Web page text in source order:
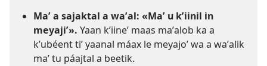
Maʼ a sajaktal a waʼal: «Maʼ u kʼiinil in
meyajiʼ». Yaan kʼiineʼ maas maʼalob ka a
kʼubéent tiʼ yaanal máax le meyajoʼ wa a waʼalik
maʼ tu páajtal a beetik.